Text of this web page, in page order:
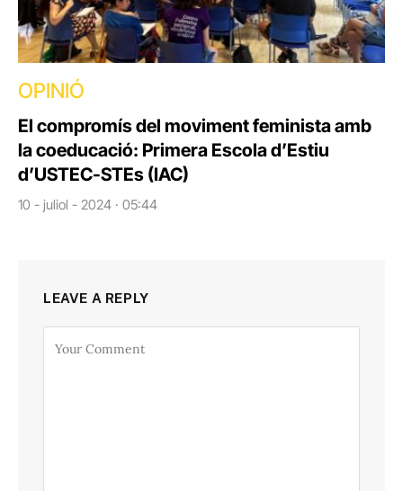
OPINIÓ
El compromís del moviment feminista amb
la coeducació: Primera Escola d’Estiu
d’USTEC-STEs (IAC)
10 - juliol - 2024 · 05:44
LEAVE A REPLY